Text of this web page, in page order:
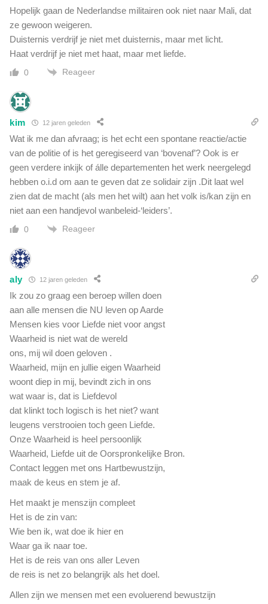
Hopelijk gaan de Nederlandse militairen ook niet naar Mali, dat
ze gewoon weigeren.
Duisternis verdrijf je niet met duisternis, maar met licht.
Haat verdrijf je niet met haat, maar met liefde.
0 Reageer
kim 12 jaren geleden
Wat ik me dan afvraag; is het echt een spontane reactie/actie
van de politie of is het geregiseerd van ‘bovenaf’? Ook is er
geen verdere inkijk of álle departementen het werk neergelegd
hebben o.i.d om aan te geven dat ze solidair zijn .Dit laat wel
zien dat de macht (als men het wilt) aan het volk is/kan zijn en
niet aan een handjevol wanbeleid-‘leiders’.
0 Reageer
aly 12 jaren geleden
Ik zou zo graag een beroep willen doen
aan alle mensen die NU leven op Aarde
Mensen kies voor Liefde niet voor angst
Waarheid is niet wat de wereld
ons, mij wil doen geloven .
Waarheid, mijn en jullie eigen Waarheid
woont diep in mij, bevindt zich in ons
wat waar is, dat is Liefdevol
dat klinkt toch logisch is het niet? want
leugens verstrooien toch geen Liefde.
Onze Waarheid is heel persoonlijk
Waarheid, Liefde uit de Oorspronkelijke Bron.
Contact leggen met ons Hartbewustzijn,
maak de keus en stem je af.
Het maakt je menszijn compleet
Het is de zin van:
Wie ben ik, wat doe ik hier en
Waar ga ik naar toe.
Het is de reis van ons aller Leven
de reis is net zo belangrijk als het doel.
Allen zijn we mensen met een evoluerend bewustzijn